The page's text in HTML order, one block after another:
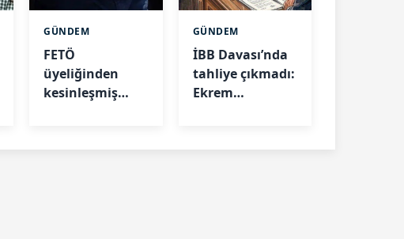
GÜNDEM
FETÖ
üyeliğinden
kesinleşmiş
GÜNDEM
İBB Davası’nda
tahliye çıkmadı:
Ekrem